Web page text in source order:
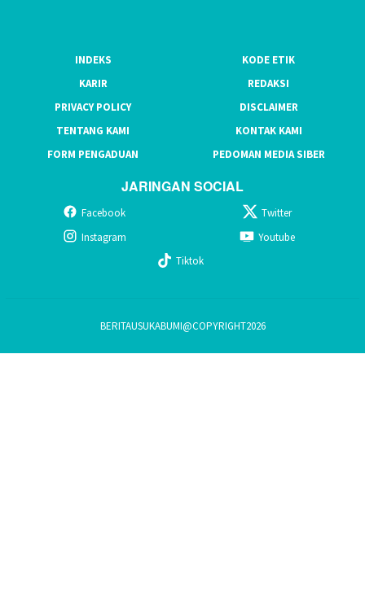
INDEKS
KODE ETIK
KARIR
REDAKSI
PRIVACY POLICY
DISCLAIMER
TENTANG KAMI
KONTAK KAMI
FORM PENGADUAN
PEDOMAN MEDIA SIBER
JARINGAN SOCIAL
Facebook
Twitter
Instagram
Youtube
Tiktok
BERITAUSUKABUMI@COPYRIGHT2026